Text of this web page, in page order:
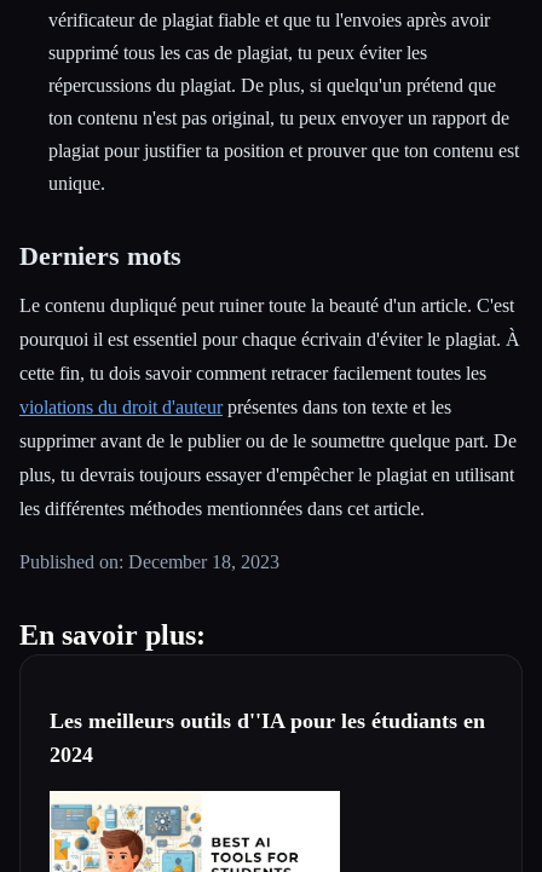
vérificateur de plagiat fiable et que tu l'envoies après avoir
supprimé tous les cas de plagiat, tu peux éviter les
répercussions du plagiat. De plus, si quelqu'un prétend que
ton contenu n'est pas original, tu peux envoyer un rapport de
plagiat pour justifier ta position et prouver que ton contenu est
unique.
Derniers mots
Le contenu dupliqué peut ruiner toute la beauté d'un article. C'est
pourquoi il est essentiel pour chaque écrivain d'éviter le plagiat. À
cette fin, tu dois savoir comment retracer facilement toutes les
violations du droit d'auteurprésentes dans ton texte et les
supprimer avant de le publier ou de le soumettre quelque part. De
plus, tu devrais toujours essayer d'empêcher le plagiat en utilisant
les différentes méthodes mentionnées dans cet article.
Published on: December 18, 2023
En savoir plus:
Les meilleurs outils d''IA pour les étudiants en
2024